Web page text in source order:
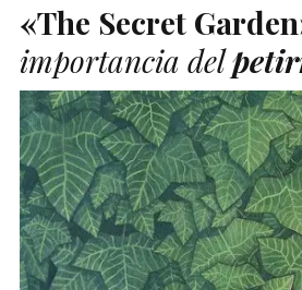
«The Secret
importancia del